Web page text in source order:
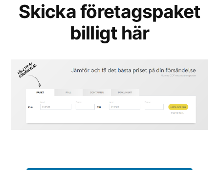
Skicka företagspaket
billigt här